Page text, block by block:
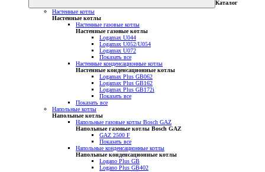
Каталог
Настенные котлы
Настенные котлы
Настенные газовые котлы
Настенные газовые котлы
Logamax U044
Logamax U052/U054
Logamax U072
Показать все
Настенные конденсационные котлы
Настенные конденсационные котлы
Logamax Plus GB062
Logamax Plus GB162
Logamax Plus GB172i
Показать все
Показать все
Напольные котлы
Напольные котлы
Напольные газовые котлы Bosch GAZ
Напольные газовые котлы Bosch GAZ
GAZ 2500 F
Показать все
Напольные конденсационные котлы
Напольные конденсационные котлы
Logano Plus GB
Logano Plus GB402